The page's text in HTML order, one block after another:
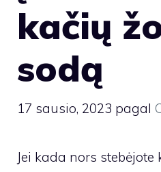
kačių
sodą
17 sausio, 2023 pagal
Jei kada nors